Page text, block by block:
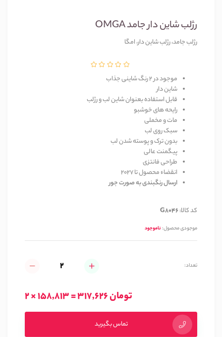
رژلب شاین دار جامد OMGA
رژلب جامد، رژلب شاین دار، امگا
موجود در 2 رنگ شاینی جذاب
شاین دار
قابل استفاده بعنوان شاین لب و رژلب
رایحه های خوشبو
مات و مخملی
سبک روی لب
بدون ترک و پوسته شدن لب
پیگمنت عالی
طراحی فانتزی
انقضاء محصول تا 2027
ارسال رنگبندی به صورت جور
کد کالا:G8046
موجودی محصول:ناموجود
تعداد:
2 × 158,813 = 317,626 تومان
تماس بگیرید